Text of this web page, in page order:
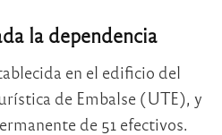
la dependencia
en el edificio del
de Embalse (UTE), y
de 51 efectivos.